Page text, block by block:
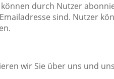
durch Nutzer
sind. Nutzer
wir Sie über uns und